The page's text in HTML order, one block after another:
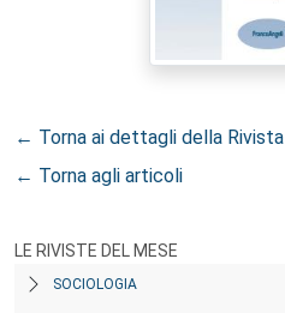
← Torna ai dettagli della Rivista
← Torna agli articoli
LE RIVISTE DEL MESE
SOCIOLOGIA